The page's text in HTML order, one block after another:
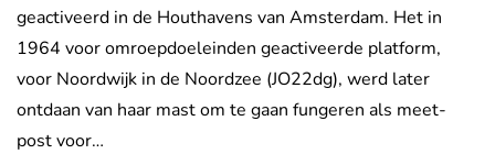
geactiveerd in de Houthavens van Amsterdam. Het in
1964 voor omroepdoeleinden geactiveerde platform,
voor Noordwijk in de Noordzee (JO22dg), werd later
ontdaan van haar mast om te gaan fungeren als meet-
post voor…